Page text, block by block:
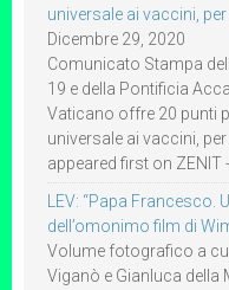
universale ai vaccini,
Dicembre 29, 2020
Comunicato Stampa
19 e della Pontificia
Vaticano offre 20 punti
universale ai vaccini,
appeared first on ZENIT
LEV: “Papa
dell’omonimo film di
Volume fotografico a
Viganò e Gianluca della